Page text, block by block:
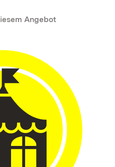
Angebot